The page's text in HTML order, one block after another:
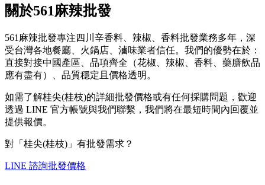
關於561麻辣批發
561麻辣批發專注四川辛香料、辣椒、香料批發業務多年，深
受台灣各地餐廳、火鍋店、滷味業者信任。我們的優勢在於：
直接對接中國產區、品項齊全（花椒、辣椒、香料、藥膳飲品
應有盡有）、品質穩定且價格透明。
如需了解桂尖(桂枝)的詳細批發價格或有任何採購問題，歡迎
透過 LINE 官方帳號與我們聯繫，我們將在最短時間內回覆並
提供報價。
對「 桂尖(桂枝) 」有批發需求？
LINE 諮詢批發價格